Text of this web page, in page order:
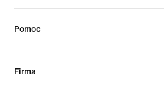
Pomoc
Firma